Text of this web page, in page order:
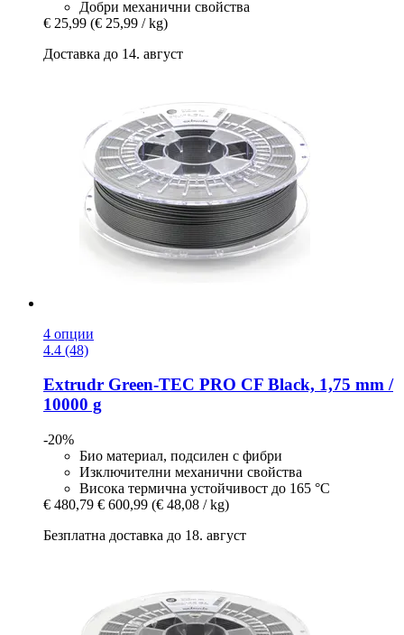
Добри механични свойства
€ 25,99 (€ 25,99 / kg)
Доставка до 14. август
4 опции
4.4 (48)
Extrudr Green-​TEC PRO CF Black, 1,75 mm /
10000 g
-20%
Био материал, подсилен с фибри
Изключителни механични свойства
Висока термична устойчивост до 165 °C
€ 480,79 € 600,99 (€ 48,08 / kg)
Безплатна доставка до 18. август